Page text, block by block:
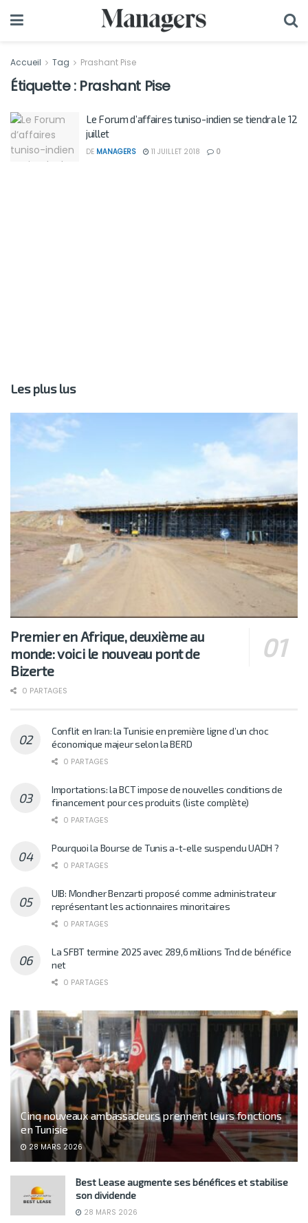
Accueil Tag Prashant Pise
Étiquette : Prashant Pise
Le Forum d’affaires tuniso-indien se tiendra le 12
juillet
DE MANAGERS 11 JUILLET 2018 0
Les plus lus
Premier en Afrique, deuxième au
monde: voici le nouveau pont de
Bizerte
0 PARTAGES
Conflit en Iran: la Tunisie en première ligne d’un choc
économique majeur selon la BERD
0 PARTAGES
Importations: la BCT impose de nouvelles conditions de
financement pour ces produits (liste complète)
0 PARTAGES
Pourquoi la Bourse de Tunis a-t-elle suspendu UADH ?
0 PARTAGES
UIB: Mondher Benzarti proposé comme administrateur
représentant les actionnaires minoritaires
0 PARTAGES
La SFBT termine 2025 avec 289,6 millions Tnd de bénéfice
net
0 PARTAGES
Cinq nouveaux ambassadeurs prennent leurs fonctions
en Tunisie
28 MARS 2026
Best Lease augmente ses bénéfices et stabilise
son dividende
28 MARS 2026